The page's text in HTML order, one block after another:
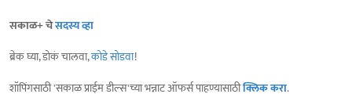
सकाळ+ चेसदस्य व्हा
ब्रेक घ्या, डोकं चालवा,कोडे सोडवा!
शॉपिंगसाठी 'सकाळ प्राईम डील्स'च्या भन्नाट ऑफर्स पाहण्यासाठीक्लिक करा.